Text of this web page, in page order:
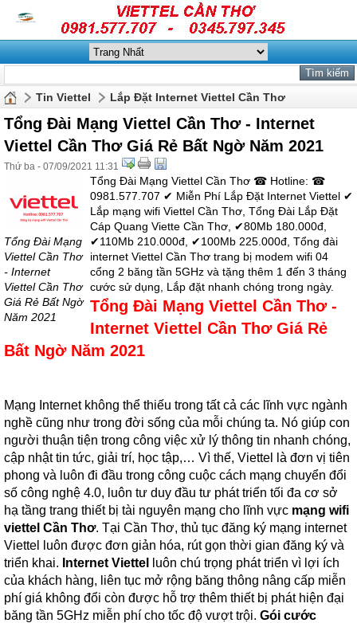
Tin Viettel Lắp Đặt Internet Viettel Cần Thơ
Tổng Đài Mạng Viettel Cần Thơ - Internet
Viettel Cần Thơ Giá Rẻ Bất Ngờ Năm 2021
Thứ ba - 07/09/2021 11:31
Tổng Đài Mạng
Viettel Cần Thơ
- Internet
Viettel Cần Thơ
Giá Rẻ Bất Ngờ
Năm 2021
Tổng Đài Mạng Viettel Cần Thơ ☎ Hotline: ☎
0981.577.707 ✔ Miễn Phí Lắp Đặt Internet Viettel ‎✔
Lắp mạng wifi Viettel Cần Thơ, Tổng Đài Lắp Đặt
Cáp Quang Viette Cần Thơ, ✔80Mb 180.000đ,
✔110Mb 210.000đ, ✔100Mb 225.000đ, Tổng đài
internet Viettel Cần Thơ trang bị modem wifi 04
cổng 2 băng tần 5GHz và tặng thêm 1 đến 3 tháng
cước sử dụng, Lắp đặt nhanh chóng trong ngày.
Tổng Đài Mạng Viettel Cần Thơ -
Internet Viettel Cần Thơ Giá Rẻ
Bất Ngờ Năm 2021
Mạng Internet không thể thiếu trong tất cả các lĩnh vực ngành
nghề cũng như trong đời sống của mỗi chúng ta. Nó giúp con
người thuận tiện trong công việc xử lý thông tin nhanh chóng,
cập nhật tin tức, giải trí, học tập,… Vì thế, Viettel là đơn vị tiên
phong và luôn đi đầu trong công cuộc cách mạng chuyển đổi
số công nghệ 4.0, luôn tư duy đầu tư phát triển tối đa cơ sở
hạ tầng trang thiết bị tài nguyên mạng cho lĩnh vực mạng wifi
viettel Cần Thơ. Tại Cần Thơ, thủ tục đăng ký mạng internet
Viettel luôn được đơn giản hóa, rút gọn thời gian đăng ký và
triển khai. Internet Viettel
luôn chú trọng phát triển vì lợi ích
của khách hàng, liên tục mở rộng băng thông nâng cấp miễn
phí giá không đổi còn được hỗ trợ thêm thiết bị phát hiện đại
băng tần 5GHz miễn phí cho tốc độ vượt trội. Gói cước